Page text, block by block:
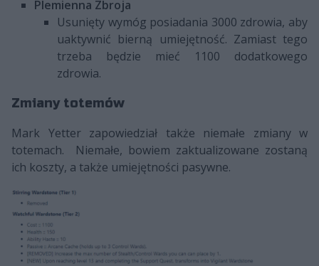
Plemienna Zbroja
Usunięty wymóg posiadania 3000 zdrowia, aby
uaktywnić bierną umiejętność. Zamiast tego
trzeba będzie mieć 1100 dodatkowego
zdrowia.
Zmiany totemów
Mark Yetter zapowiedział także niemałe zmiany w
totemach. Niemałe, bowiem zaktualizowane zostaną
ich koszty, a także umiejętności pasywne.